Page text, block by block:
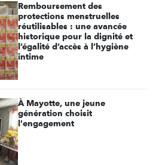
Remboursement des
protections menstruelles
réutilisables : une avancée
historique pour la dignité et
l’égalité d’accès à l’hygiène
intime
À Mayotte, une jeune
génération choisit
l'engagement